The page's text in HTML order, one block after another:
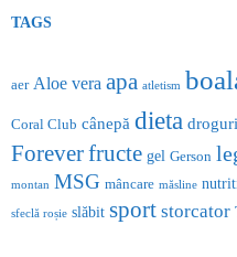
TAGS
aer Aloe vera apa atletism
Coral Club cânepă dieta droguri
Foreverfructe gel Gerson
montan MSG mâncare măsline
sfeclă roșie slăbit sport storcator